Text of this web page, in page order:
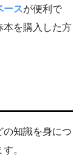
ースが便利で
本を購入した方
の知識を身につ
。